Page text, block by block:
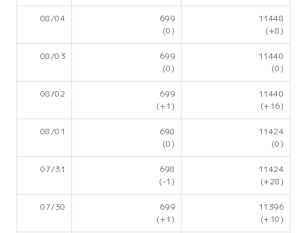
08/04
699
(0)
11448
(+8)
08/03
699
(0)
11440
(0)
08/02
699
(+1)
11440
(+16)
08/01
698
(0)
11424
(0)
07/31
698
(-1)
11424
(+28)
07/30
699
(+1)
11396
(+10)